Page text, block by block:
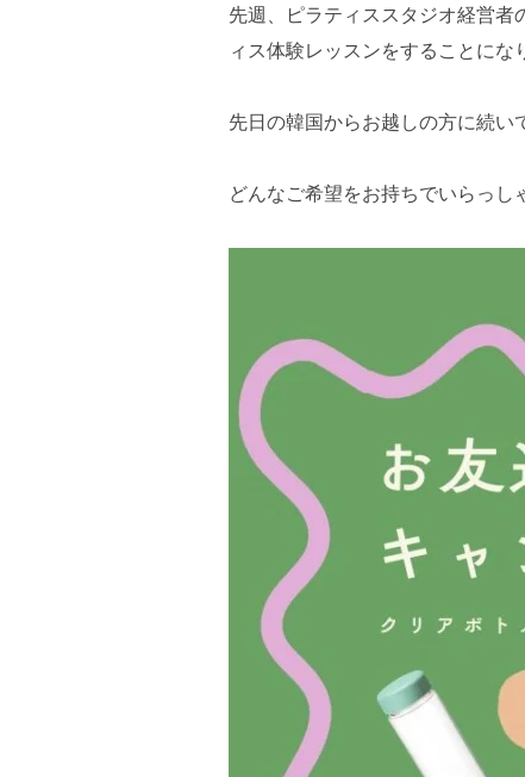
先週、ピラティススタジオ経営者
ィス体験レッスンをすることにな
先日の韓国からお越しの方に続い
どんなご希望をお持ちでいらっし